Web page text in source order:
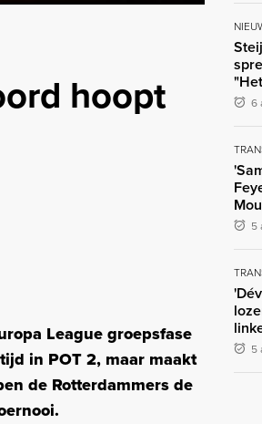
hoopt
League groepsfase
in POT 2, maar maakt
de Rotterdammers de
6
5
5